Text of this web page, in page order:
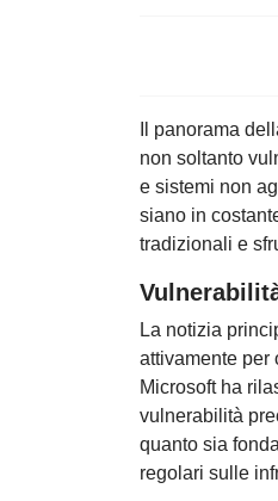
Il panorama
non soltanto
e sistemi non
siano in
tradizionali e
La notizia
attivamente per
Microsoft ha
vulnerabilità
quanto sia
regolari sulle